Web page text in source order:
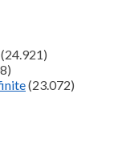
(24.921)
(23.072)